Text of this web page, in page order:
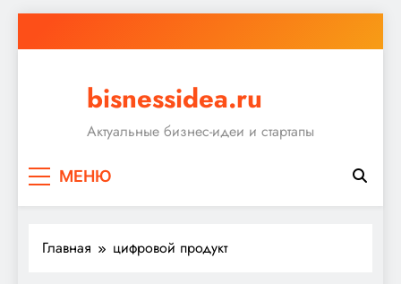
к
bisnessidea.ru
Актуальные бизнес-идеи и стартапы
МЕНЮ
Главная цифровой продукт